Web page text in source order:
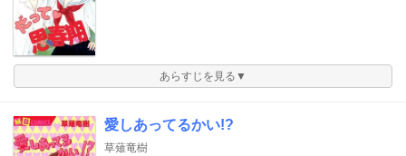
あらすじを見る▼
愛しあってるかい!?
草薙竜樹